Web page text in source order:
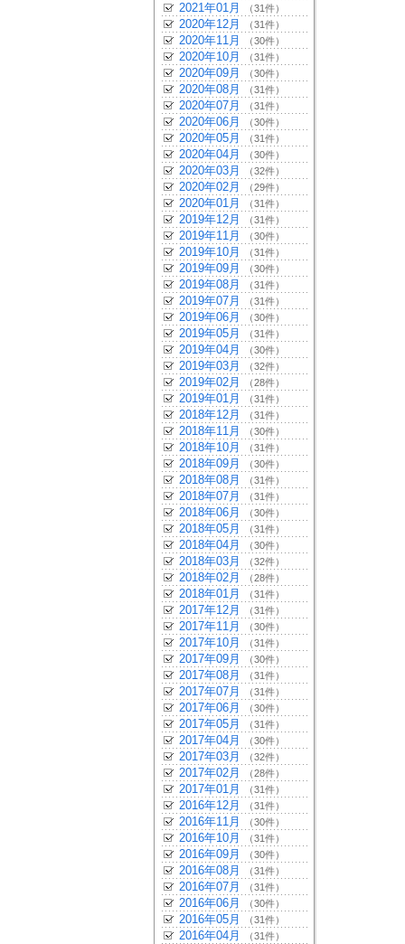
2021年01月 （31件）
2020年12月 （31件）
2020年11月 （30件）
2020年10月 （31件）
2020年09月 （30件）
2020年08月 （31件）
2020年07月 （31件）
2020年06月 （30件）
2020年05月 （31件）
2020年04月 （30件）
2020年03月 （32件）
2020年02月 （29件）
2020年01月 （31件）
2019年12月 （31件）
2019年11月 （30件）
2019年10月 （31件）
2019年09月 （30件）
2019年08月 （31件）
2019年07月 （31件）
2019年06月 （30件）
2019年05月 （31件）
2019年04月 （30件）
2019年03月 （32件）
2019年02月 （28件）
2019年01月 （31件）
2018年12月 （31件）
2018年11月 （30件）
2018年10月 （31件）
2018年09月 （30件）
2018年08月 （31件）
2018年07月 （31件）
2018年06月 （30件）
2018年05月 （31件）
2018年04月 （30件）
2018年03月 （32件）
2018年02月 （28件）
2018年01月 （31件）
2017年12月 （31件）
2017年11月 （30件）
2017年10月 （31件）
2017年09月 （30件）
2017年08月 （31件）
2017年07月 （31件）
2017年06月 （30件）
2017年05月 （31件）
2017年04月 （30件）
2017年03月 （32件）
2017年02月 （28件）
2017年01月 （31件）
2016年12月 （31件）
2016年11月 （30件）
2016年10月 （31件）
2016年09月 （30件）
2016年08月 （31件）
2016年07月 （31件）
2016年06月 （30件）
2016年05月 （31件）
2016年04月 （31件）